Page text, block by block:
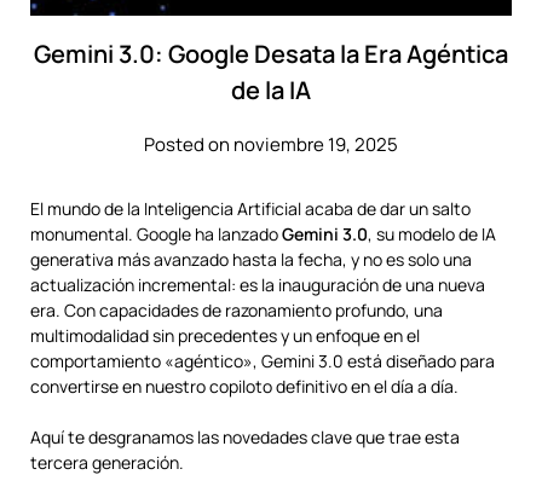
Gemini 3.0: Google Desata la Era Agéntica
de la IA
Posted on noviembre 19, 2025
El mundo de la Inteligencia Artificial acaba de dar un salto
monumental. Google ha lanzadoGemini 3.0, su modelo de IA
generativa más avanzado hasta la fecha, y no es solo una
actualización incremental: es la inauguración de una nueva
era. Con capacidades de razonamiento profundo, una
multimodalidad sin precedentes y un enfoque en el
comportamiento «agéntico», Gemini 3.0 está diseñado para
convertirse en nuestro copiloto definitivo en el día a día.
Aquí te desgranamos las novedades clave que trae esta
tercera generación.